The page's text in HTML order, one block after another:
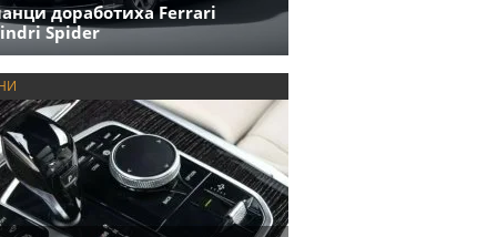
доработиха Ferrari
Spider